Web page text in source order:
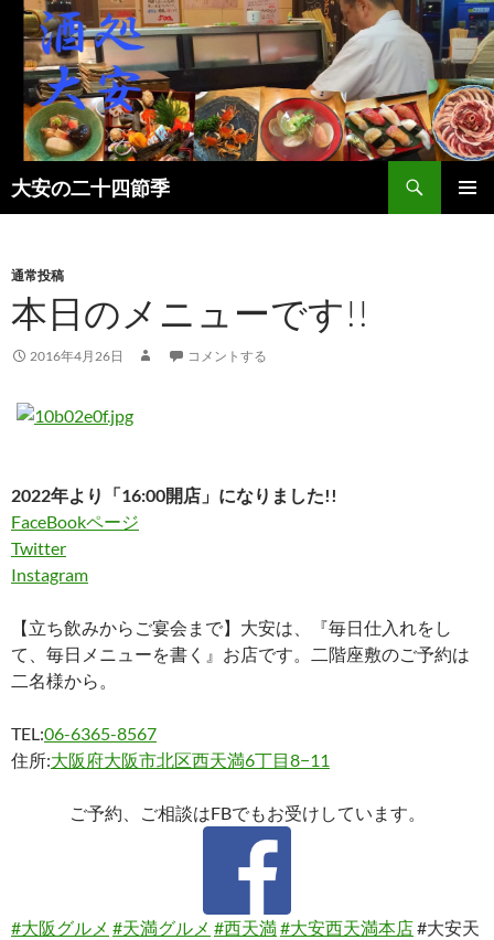
大安の二十四節季
検
索
ン
へ
キ
プ
通常投稿
本日のメニューです!!
2016年4月26日 コメントする
2022年より「16:00開店」になりました!!
FaceBookページ
Twitter
Instagram
【立ち飲みからご宴会まで】大安は、『毎日仕入れをし
て、毎日メニューを書く』お店です。二階座敷のご予約は
二名様から。
TEL:06-6365-8567
住所:大阪府大阪市北区西天満6丁目8−11
ご予約、ご相談はFBでもお受けしています。
#大阪グルメ #天満グルメ #西天満#大安西天満本店#大安天